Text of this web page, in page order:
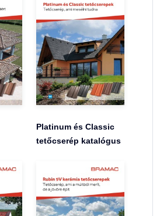
Platinum és Classic
tetőcserép katalógus